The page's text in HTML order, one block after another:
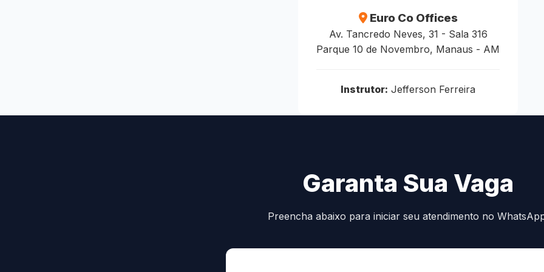
Euro Co Offices
Av. Tancredo Neves, 31 - Sala 316
Parque 10 de Novembro, Manaus - AM
Instrutor: Jefferson Ferreira
Garanta Sua Vaga
Preencha abaixo para iniciar seu atendimento no